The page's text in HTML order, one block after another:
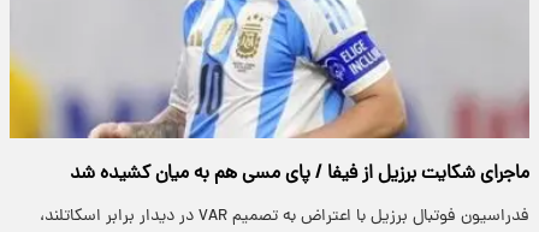
ماجرای شکایت برزیل از فیفا / پای مسی هم به میان کشیده شد
فدراسیون فوتبال برزیل با اعتراض به تصمیم VAR در دیدار برابر اسکاتلند،